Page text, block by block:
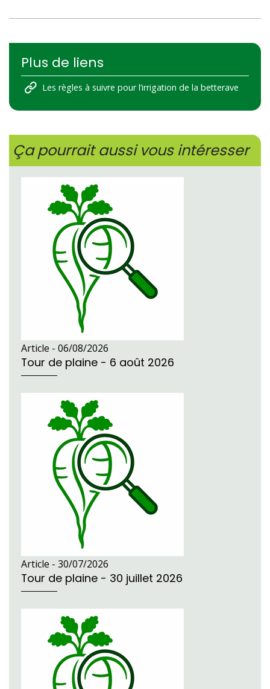
Plus de liens
Les règles à suivre pour l’irrigation de la betterave
Ça pourrait aussi vous intéresser
Article - 06/08/2026
Tour de plaine - 6 août 2026
Article - 30/07/2026
Tour de plaine - 30 juillet 2026